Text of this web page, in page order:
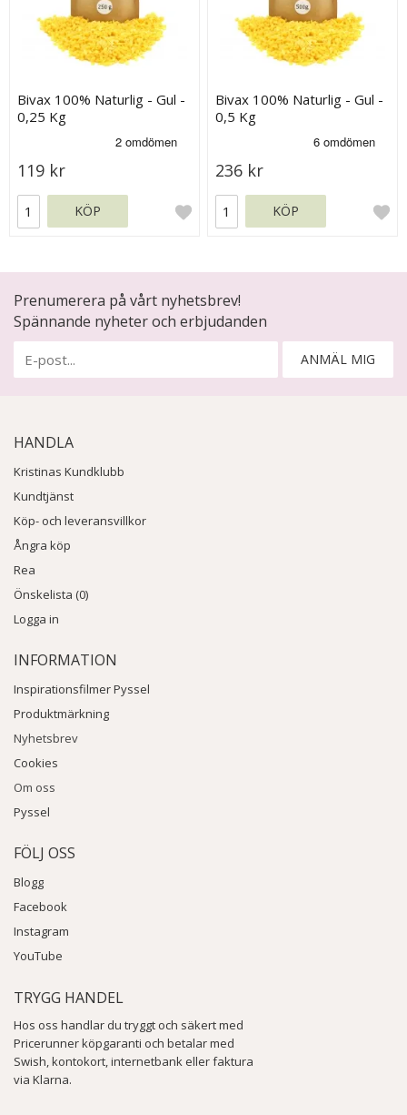
Bivax 100% Naturlig - Gul -
0,25 Kg
119 kr
KÖP
Bivax 100% Naturlig - Gul -
0,5 Kg
236 kr
KÖP
Prenumerera på vårt nyhetsbrev!
Spännande nyheter och erbjudanden
ANMÄL MIG
HANDLA
Kristinas Kundklubb
Kundtjänst
Köp- och leveransvillkor
Ångra köp
Rea
Önskelista (0)
Logga in
INFORMATION
Inspirationsfilmer Pyssel
Produktmärkning
Nyhetsbrev
Cookies
Om oss
Pyssel
FÖLJ OSS
Blogg
Facebook
Instagram
YouTube
TRYGG HANDEL
Hos oss handlar du tryggt och säkert med
Pricerunner köpgaranti och betalar med
Swish, kontokort, internetbank eller faktura
via Klarna.